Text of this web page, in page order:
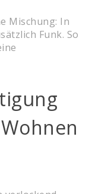
Mischung: In
Funk. So